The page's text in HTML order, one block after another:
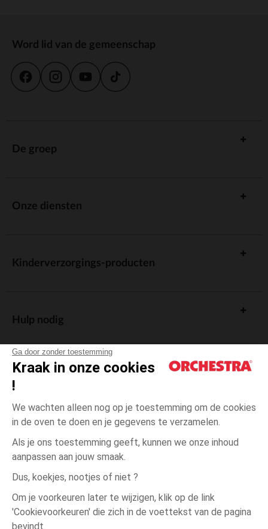
Ga door zonder toestemming
Kraak in onze cookies
!
We wachten alleen nog op je toestemming om de cookies
in de oven te doen en je gegevens te verzamelen.
Als je ons toestemming geeft, kunnen we onze inhoud
aanpassen aan jouw smaak.
Dus, koekjes, nootjes of niet ?
Om je voorkeuren later te wijzigen, klik op de link
'Cookievoorkeuren' die zich in de voettekst van de pagina
bevindt.
Roze Roze
4
Word lid van de gemeenschap
De groep
Onze diensten
Kinderverzorgings-producten
Hulp nodig
Algemene verkoopsvoorwaarden
Wettelijke bepalingen
Persoonsgegevens